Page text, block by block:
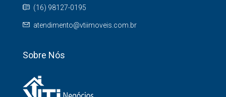
(16) 98127-0195
atendimento@vtiimoveis.com.br
Sobre Nós